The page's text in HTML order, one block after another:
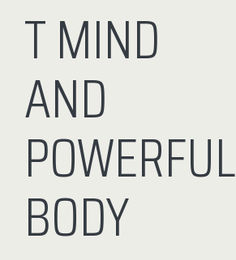
T MIND
AND
POWERFUL
BODY